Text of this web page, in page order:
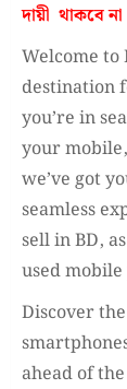
দায়ী থাকবে না
Welcome to
destination
you’re in
your
we’ve got
seamless
sell in BD,
used mobile
Discover
ahead of